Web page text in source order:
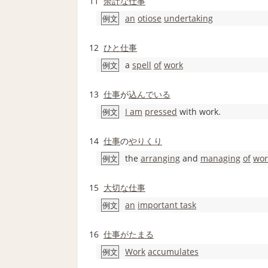
例文 an otiose undertaking
12 ひと仕事
例文 a spell of work
13 仕事が込んでいる
例文 I am pressed with work.
14 仕事のやりくり
例文 the arranging and managing of
15 大切な仕事
例文 an important task
16 仕事がたまる
例文 Work accumulates